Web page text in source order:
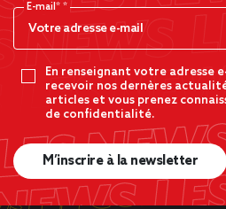
E-mail*
En renseignant votre adresse
recevoir nos dernères
articles et vous prenez
de confidentialité.
M’inscrire à la newsletter